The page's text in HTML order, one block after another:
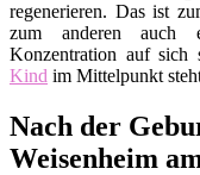
regenerieren. Das ist
zum anderen auch
Konzentration auf sich
Kind im Mittelpunkt
Nach der
Weisenheim